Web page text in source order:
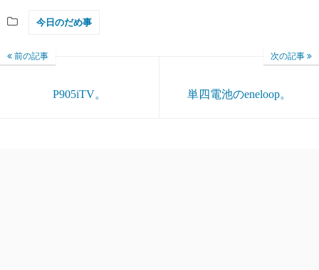
今日のだめ事
前の記事
P905iTV。
次の記事
単四電池のeneloop。